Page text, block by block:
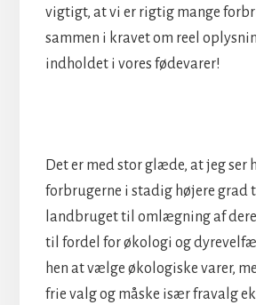
vigtigt, at vi er rigtig mange
sammen i kravet om reel
indholdet i vores fødevarer!
Det er med stor glæde, at jeg ser
forbrugerne i stadig højere grad
landbruget til omlægning af
til fordel for økologi og
hen at vælge økologiske varer,
frie valg og måske især fravalg